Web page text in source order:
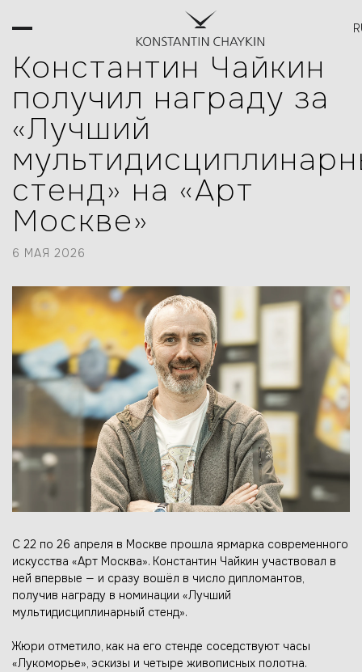
Константин Чайкин
получил награду за
«Лучший
стенд» на «Арт
Москве»
6 МАЯ 2026
С 22 по 26 апреля в Москве прошла ярмарка современного
искусства «Арт Москва». Константин Чайкин участвовал в
ней впервые — и сразу вошёл в число дипломантов,
получив награду в номинации «Лучший
мультидисциплинарный стенд».
Жюри отметило, как на его стенде соседствуют часы
«Лукоморье», эскизы и четыре живописных полотна.